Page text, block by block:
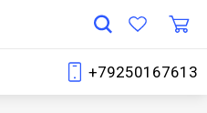
+79250167613